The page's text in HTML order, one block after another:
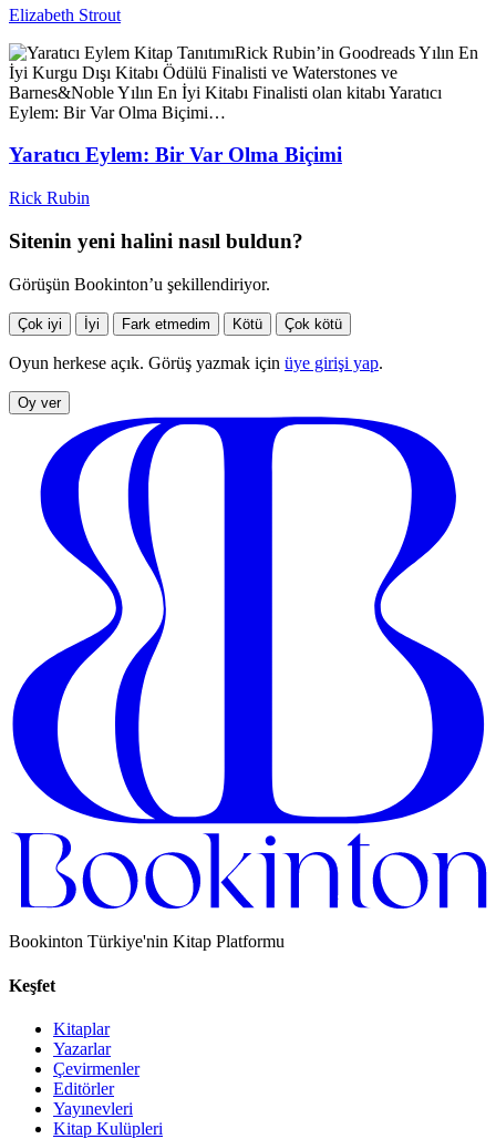
Elizabeth Strout
Kitap TanıtımıRick Rubin’in Goodreads Yılın En
İyi Kurgu Dışı Kitabı Ödülü Finalisti ve Waterstones ve
Barnes&Noble Yılın En İyi Kitabı Finalisti olan kitabı Yaratıcı
Eylem: Bir Var Olma Biçimi…
Yaratıcı Eylem: Bir Var Olma Biçimi
Rick Rubin
Sitenin yeni halini nasıl buldun?
Görüşün Bookinton’u şekillendiriyor.
Çok iyi İyi Fark etmedim Kötü Çok kötü
Oyun herkese açık. Görüş yazmak için üye girişi yap.
Oy ver
Bookinton Türkiye'nin Kitap Platformu
Keşfet
Kitaplar
Yazarlar
Çevirmenler
Editörler
Yayınevleri
Kitap Kulüpleri